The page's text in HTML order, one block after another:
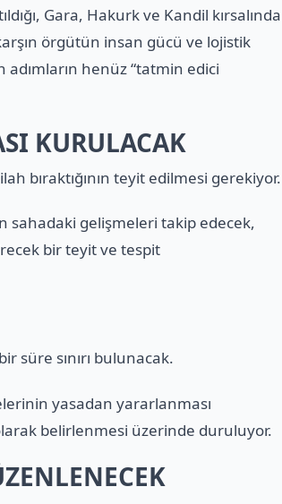
Gara, Hakurk ve Kandil kırsalında
örgütün insan gücü ve lojistik
adımların henüz “tatmin edici
KURULACAK
bıraktığının teyit edilmesi gerekiyor.
sahadaki gelişmeleri takip edecek,
bir teyit ve tespit
süre sınırı bulunacak.
yasadan yararlanması
belirlenmesi üzerinde duruluyor.